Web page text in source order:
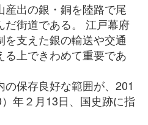
出の銀・銅を陸路で尾
だ街道である。 江戸幕府
を支えた銀の輸送や交通
る上できわめて重要であ
保存良好な範囲が、201
年２月13日、国史跡に指